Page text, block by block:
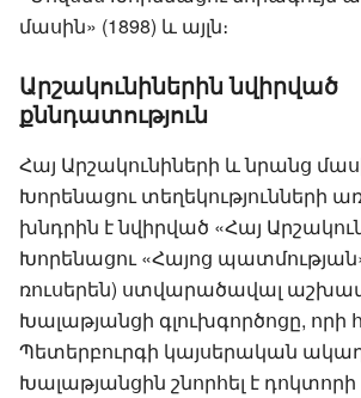
մասին» (1898) և այլն։
Արշակունիներին նվիրված
քննդատություն
Հայ Արշակունիների և նրանց
Խորենացու տեղեկությունների
խնդրին է նվիրված «Հայ
Խորենացու «Հայոց պատմության»
ռուսերեն) ստվարածավալ
Խալաթյանցի գլուխգործոցը, որի
Պետերբուրգի կայսերական
Խալաթյանցին շնորհել է դոկտորի